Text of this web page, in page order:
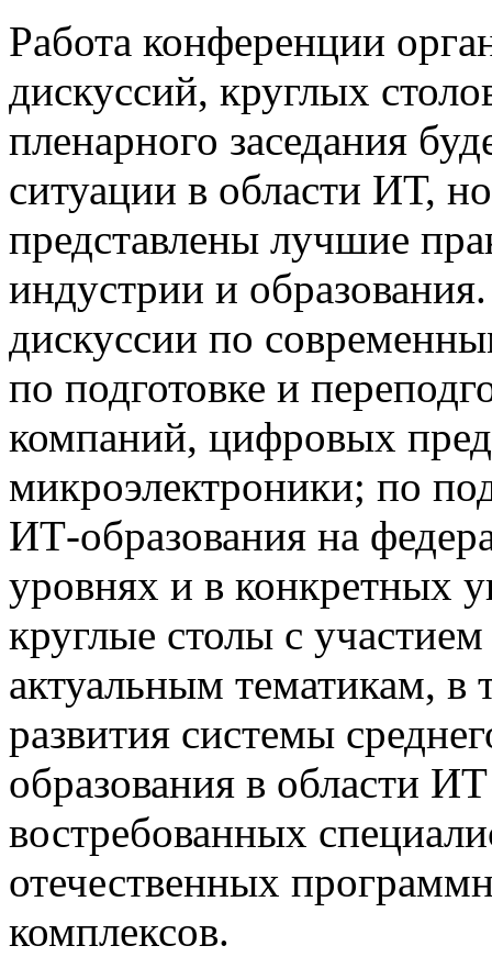
Работа конференции
дискуссий, круглых
пленарного заседания
ситуации в области ИТ,
представлены лучшие
индустрии и
дискуссии по
по подготовке и
компаний, цифровых
микроэлектроники; по
ИТ-образования на
уровнях и в конкретных
круглые столы с
актуальным тематикам, в
развития системы
образования в области
востребованных
отечественных
комплексов.